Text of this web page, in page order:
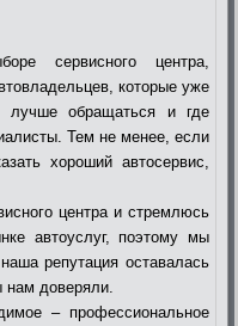
сервисного центра,
которые уже
лучше обращаться и где
Тем не менее, если
хороший автосервис,
центра и стремлюсь
автоуслуг, поэтому мы
репутация оставалась
доверяли.
– профессиональное